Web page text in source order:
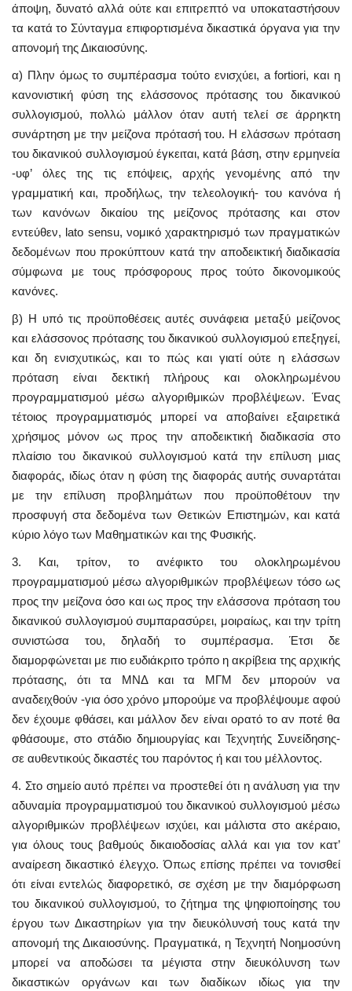
άποψη, δυνατό αλλά ούτε και επιτρεπτό να υποκαταστήσουν
τα κατά το Σύνταγμα επιφορτισμένα δικαστικά όργανα για την
απονομή της Δικαιοσύνης.
α) Πλην όμως το συμπέρασμα τούτο ενισχύει, a fortiori, και η
κανονιστική φύση της ελάσσονος πρότασης του δικανικού
συλλογισμού, πολλώ μάλλον όταν αυτή τελεί σε άρρηκτη
συνάρτηση με την μείζονα πρότασή του. Η ελάσσων πρόταση
του δικανικού συλλογισμού έγκειται, κατά βάση, στην ερμηνεία
-υφ’ όλες της τις επόψεις, αρχής γενομένης από την
γραμματική και, προδήλως, την τελεολογική- του κανόνα ή
των κανόνων δικαίου της μείζονος πρότασης και στον
εντεύθεν, lato sensu, νομικό χαρακτηρισμό των πραγματικών
δεδομένων που προκύπτουν κατά την αποδεικτική διαδικασία
σύμφωνα με τους πρόσφορους προς τούτο δικονομικούς
κανόνες.
β) Η υπό τις προϋποθέσεις αυτές συνάφεια μεταξύ μείζονος
και ελάσσονος πρότασης του δικανικού συλλογισμού επεξηγεί,
και δη ενισχυτικώς, και το πώς και γιατί ούτε η ελάσσων
πρόταση είναι δεκτική πλήρους και ολοκληρωμένου
προγραμματισμού μέσω αλγοριθμικών προβλέψεων. Ένας
τέτοιος προγραμματισμός μπορεί να αποβαίνει εξαιρετικά
χρήσιμος μόνον ως προς την αποδεικτική διαδικασία στο
πλαίσιο του δικανικού συλλογισμού κατά την επίλυση μιας
διαφοράς, ιδίως όταν η φύση της διαφοράς αυτής συναρτάται
με την επίλυση προβλημάτων που προϋποθέτουν την
προσφυγή στα δεδομένα των Θετικών Επιστημών, και κατά
κύριο λόγο των Μαθηματικών και της Φυσικής.
3. Και, τρίτον, το ανέφικτο του ολοκληρωμένου
προγραμματισμού μέσω αλγοριθμικών προβλέψεων τόσο ως
προς την μείζονα όσο και ως προς την ελάσσονα πρόταση του
δικανικού συλλογισμού συμπαρασύρει, μοιραίως, και την τρίτη
συνιστώσα του, δηλαδή το συμπέρασμα. Έτσι δε
διαμορφώνεται με πιο ευδιάκριτο τρόπο η ακρίβεια της αρχικής
πρότασης, ότι τα ΜΝΔ και τα ΜΓΜ δεν μπορούν να
αναδειχθούν -για όσο χρόνο μπορούμε να προβλέψουμε αφού
δεν έχουμε φθάσει, και μάλλον δεν είναι ορατό το αν ποτέ θα
φθάσουμε, στο στάδιο δημιουργίας και Τεχνητής Συνείδησης-
σε αυθεντικούς δικαστές του παρόντος ή και του μέλλοντος.
4. Στο σημείο αυτό πρέπει να προστεθεί ότι η ανάλυση για την
αδυναμία προγραμματισμού του δικανικού συλλογισμού μέσω
αλγοριθμικών προβλέψεων ισχύει, και μάλιστα στο ακέραιο,
για όλους τους βαθμούς δικαιοδοσίας αλλά και για τον κατ’
αναίρεση δικαστικό έλεγχο. Όπως επίσης πρέπει να τονισθεί
ότι είναι εντελώς διαφορετικό, σε σχέση με την διαμόρφωση
του δικανικού συλλογισμού, το ζήτημα της ψηφιοποίησης του
έργου των Δικαστηρίων για την διευκόλυνσή τους κατά την
απονομή της Δικαιοσύνης. Πραγματικά, η Τεχνητή Νοημοσύνη
μπορεί να αποδώσει τα μέγιστα στην διευκόλυνση των
δικαστικών οργάνων και των διαδίκων ιδίως για την